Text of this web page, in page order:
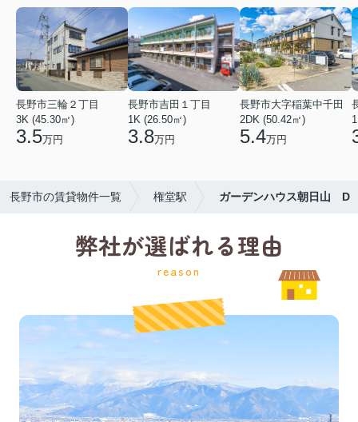
長野市三輪２丁目
3K (45.30㎡)
3.5万円
長野市吉田１丁目
1K (26.50㎡)
3.8万円
長野市大字稲葉中千田
2DK (50.42㎡)
5.4万円
長野市の賃貸物件一覧 権堂駅 ガーデンハウス朝日山 D
弊社が選ばれる理由
reason